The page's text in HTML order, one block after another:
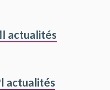
actualités
actualités